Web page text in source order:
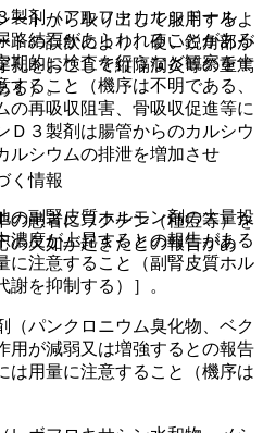
ートから取り出して服用するよ
トの誤飲により、硬い鋭角部が
孔をおこして縦隔洞炎等の重篤
る）。
く情報
の患者にワクチン（種痘等）を
の欠如が起きたとの報告があ
剤（アルファカルシドール
路結石があらわれることがある
期的に検査を行うなど観察を十
ること（機序は不明である、
の再吸収阻害、骨吸収促進等に
Ｄ３製剤は腸管からのカルシウ
ルシウムの排泄を増加させ
副腎皮質ホルモン剤の大量投
濃度が上昇するとの報告がある
に注意すること（副腎皮質ホル
を抑制する）］。
パンクロニウム臭化物、ベク
用が減弱又は増強するとの報告
は用量に注意すること（機序は